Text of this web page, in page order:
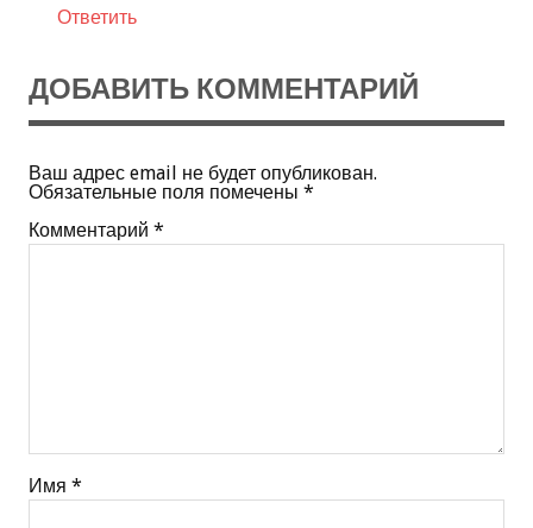
Ответить
ДОБАВИТЬ КОММЕНТАРИЙ
Ваш адрес email не будет опубликован.
Обязательные поля помечены *
Комментарий *
Имя *